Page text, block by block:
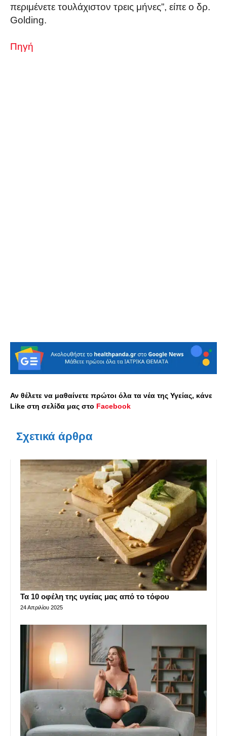
περιμένετε τουλάχιστον τρεις μήνες”, είπε ο δρ.
Golding.
Πηγή
Αν θέλετε να μαθαίνετε πρώτοι όλα τα νέα της Υγείας, κάνε
Like στη σελίδα μας στο Facebook
Σχετικά άρθρα
Τα 10 οφέλη της υγείας μας από το τόφου
24 Απριλίου 2025